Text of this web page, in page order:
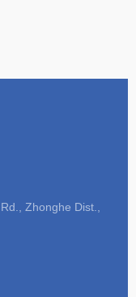
Zhonghe Dist.,